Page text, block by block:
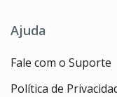
Ajuda
Fale com o Suporte
Política de